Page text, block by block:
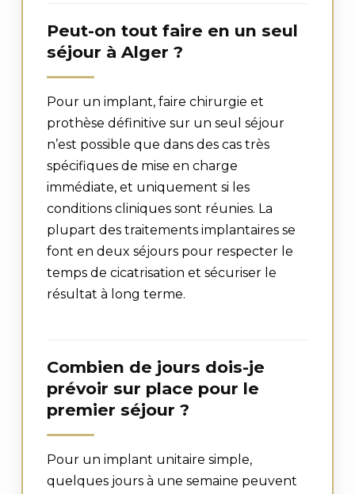
Peut-on tout faire en un seul
séjour à Alger ?
Pour un implant, faire chirurgie et
prothèse définitive sur un seul séjour
n’est possible que dans des cas très
spécifiques de mise en charge
immédiate, et uniquement si les
conditions cliniques sont réunies. La
plupart des traitements implantaires se
font en deux séjours pour respecter le
temps de cicatrisation et sécuriser le
résultat à long terme.
Combien de jours dois-je
prévoir sur place pour le
premier séjour ?
Pour un implant unitaire simple,
quelques jours à une semaine peuvent